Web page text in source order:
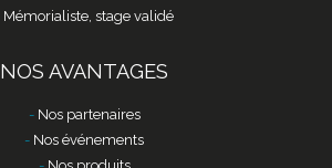
Mémorialiste, stage validé
NOS AVANTAGES
Nos partenaires
Nos événements